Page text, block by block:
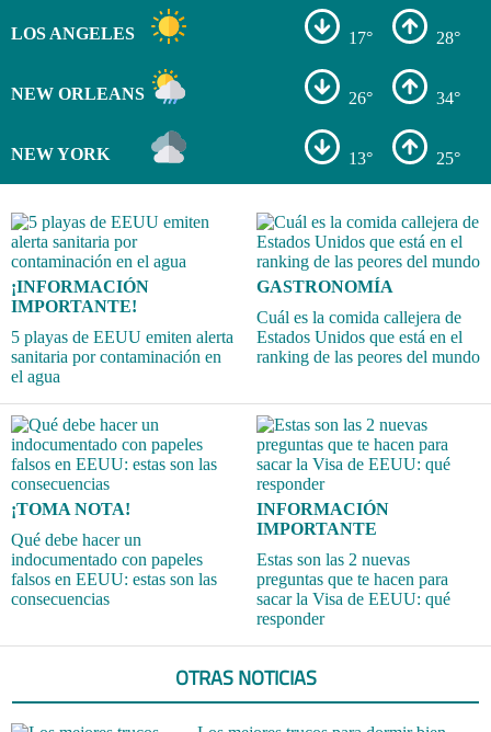
LOS ANGELES 17° 28°
NEW ORLEANS 26° 34°
NEW YORK 13° 25°
¡INFORMACIÓN
IMPORTANTE!
5 playas de EEUU emiten alerta
sanitaria por contaminación en
el agua
GASTRONOMÍA
Cuál es la comida callejera de
Estados Unidos que está en el
ranking de las peores del mundo
¡TOMA NOTA!
Qué debe hacer un
indocumentado con papeles
falsos en EEUU: estas son las
consecuencias
INFORMACIÓN
IMPORTANTE
Estas son las 2 nuevas
preguntas que te hacen para
sacar la Visa de EEUU: qué
responder
OTRAS NOTICIAS